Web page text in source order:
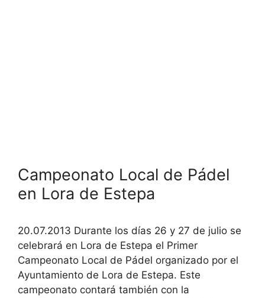
Campeonato Local de Pádel
en Lora de Estepa
20.07.2013 Durante los días 26 y 27 de julio se
celebrará en Lora de Estepa el Primer
Campeonato Local de Pádel organizado por el
Ayuntamiento de Lora de Estepa. Este
campeonato contará también con la